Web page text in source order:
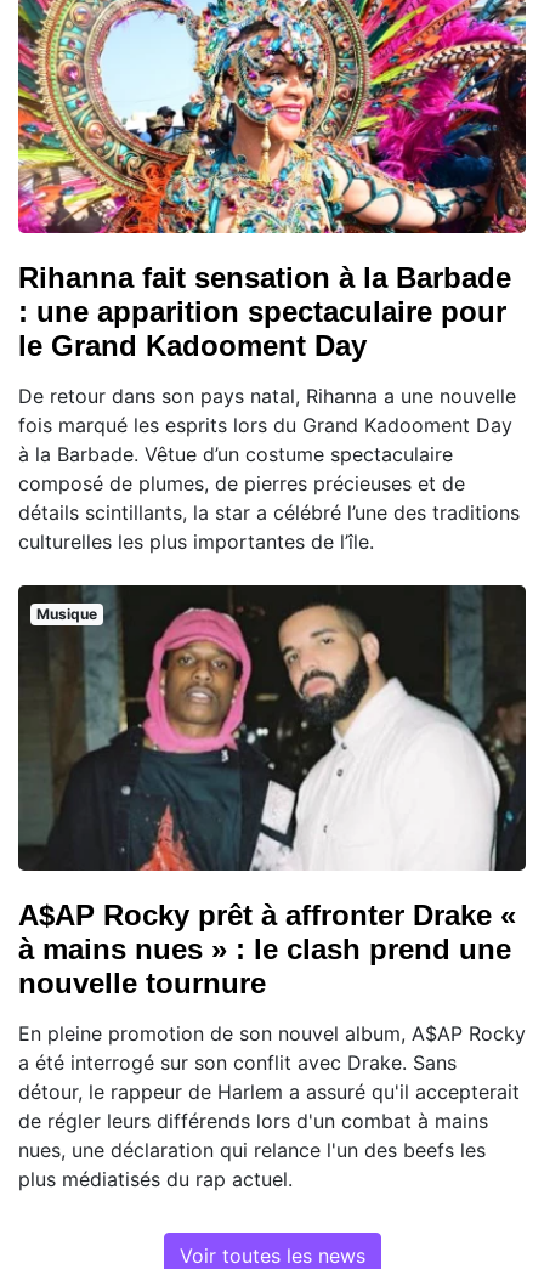
Rihanna fait sensation à la Barbade
: une apparition spectaculaire pour
le Grand Kadooment Day
De retour dans son pays natal, Rihanna a une nouvelle
fois marqué les esprits lors du Grand Kadooment Day
à la Barbade. Vêtue d’un costume spectaculaire
composé de plumes, de pierres précieuses et de
détails scintillants, la star a célébré l’une des traditions
culturelles les plus importantes de l’île.
Musique
A$AP Rocky prêt à affronter Drake «
à mains nues » : le clash prend une
nouvelle tournure
En pleine promotion de son nouvel album, A$AP Rocky
a été interrogé sur son conflit avec Drake. Sans
détour, le rappeur de Harlem a assuré qu'il accepterait
de régler leurs différends lors d'un combat à mains
nues, une déclaration qui relance l'un des beefs les
plus médiatisés du rap actuel.
Voir toutes les news